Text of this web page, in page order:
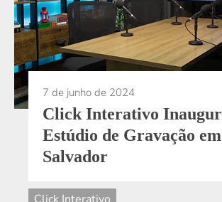
7 de junho de 2024
Click Interativo Inaugura
Estúdio de Gravação em
Salvador